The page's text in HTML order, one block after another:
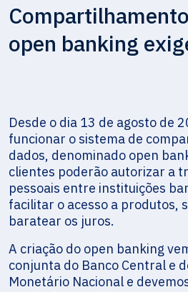
open banking
Desde o dia 13 de agosto de
funcionar o sistema de
dados, denominado open
clientes poderão autorizar a
pessoais entre instituições
facilitar o acesso a produtos,
baratear os juros.
A criação do open banking
conjunta do Banco Central e
Monetário Nacional e